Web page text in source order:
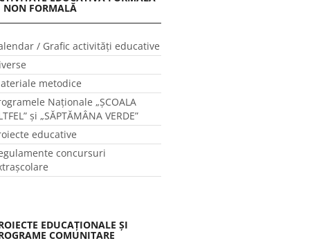
NON FORMALĂ
/ Grafic activităţi educative
metodice
Naţionale „ŞCOALA
și „SĂPTĂMÂNA VERDE”
educative
concursuri
EDUCAȚIONALE ȘI
COMUNITARE